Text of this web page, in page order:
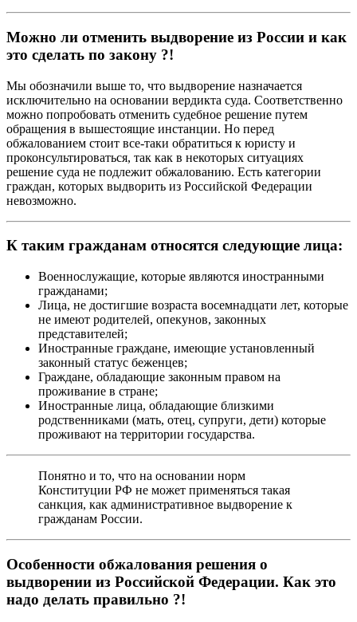
Можно ли отменить выдворение из России и как
это сделать по закону ?!
Мы обозначили выше то, что выдворение назначается
исключительно на основании вердикта суда. Соответственно
можно попробовать отменить судебное решение путем
обращения в вышестоящие инстанции. Но перед
обжалованием стоит все-таки обратиться к юристу и
проконсультироваться, так как в некоторых ситуациях
решение суда не подлежит обжалованию. Есть категории
граждан, которых выдворить из Российской Федерации
невозможно.
К таким гражданам относятся следующие лица:
Военнослужащие, которые являются иностранными
гражданами;
Лица, не достигшие возраста восемнадцати лет, которые
не имеют родителей, опекунов, законных
представителей;
Иностранные граждане, имеющие установленный
законный статус беженцев;
Граждане, обладающие законным правом на
проживание в стране;
Иностранные лица, обладающие близкими
родственниками (мать, отец, супруги, дети) которые
проживают на территории государства.
Понятно и то, что на основании норм
Конституции РФ не может применяться такая
санкция, как административное выдворение к
гражданам России.
Особенности обжалования решения о
выдворении из Российской Федерации. Как это
надо делать правильно ?!